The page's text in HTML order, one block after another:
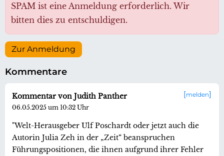
SPAM ist eine Anmeldung erforderlich. Wir
bitten dies zu entschuldigen.
Zur Anmeldung
Kommentare
melden
Kommentar von Judith Panther
06.05.2025 um 10:32 Uhr
"Welt-Herausgeber Ulf Poschardt oder jetzt auch die
Autorin Julia Zeh in der „Zeit“ beanspruchen
Führungspositionen, die ihnen aufgrund ihrer Fehler